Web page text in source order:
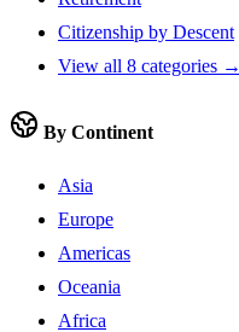
Citizenship by Descent
View all 8 categories →
By Continent
Asia
Europe
Americas
Oceania
Africa